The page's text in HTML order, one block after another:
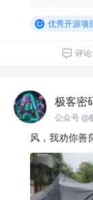
优秀开源项
评论
极客密
公众号 @
风，我劝你善